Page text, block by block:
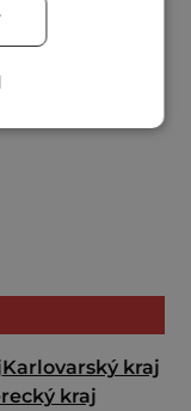
Karlovarský kraj
kraj